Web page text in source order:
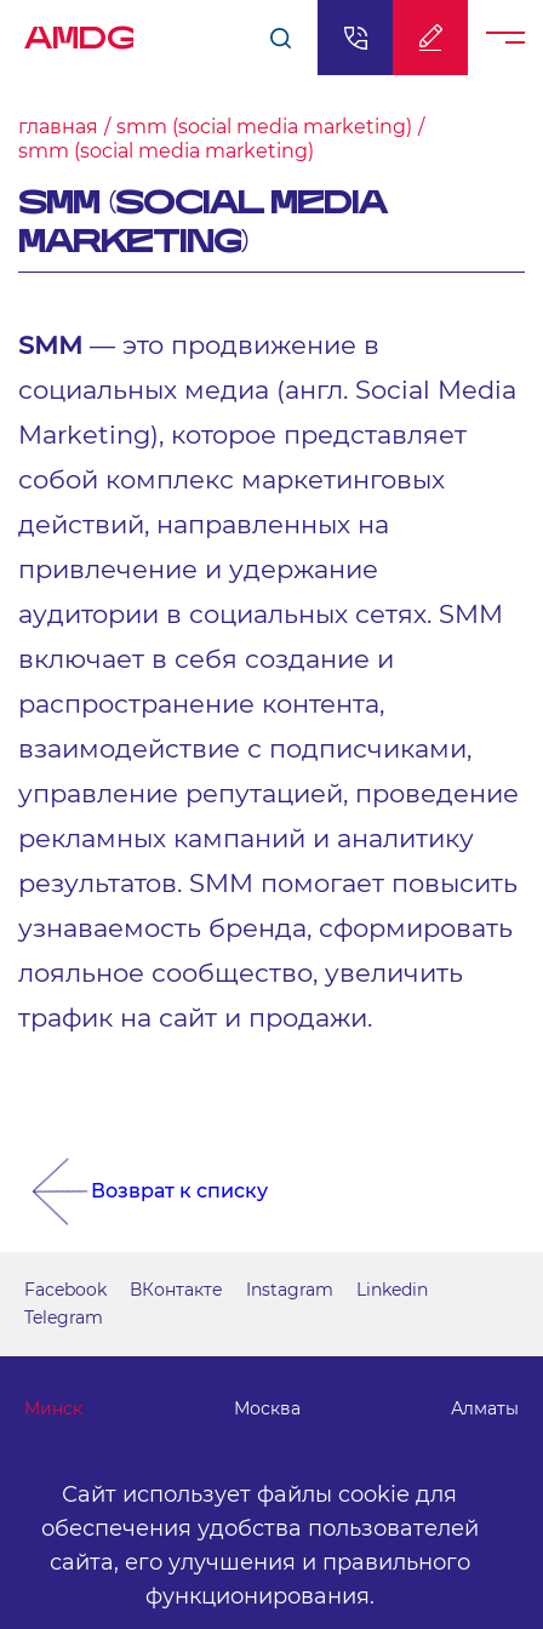
AMDG
главная
smm (social media marketing)
smm (social media marketing)
SMM (SOCIAL MEDIA
MARKETING)
SMM — это продвижение в
социальных медиа (англ. Social Media
Marketing), которое представляет
собой комплекс маркетинговых
действий, направленных на
привлечение и удержание
аудитории в социальных сетях. SMM
включает в себя создание и
распространение контента,
взаимодействие с подписчиками,
управление репутацией, проведение
рекламных кампаний и аналитику
результатов. SMM помогает повысить
узнаваемость бренда, сформировать
лояльное сообщество, увеличить
трафик на сайт и продажи.
Возврат к списку
Сайт использует файлы cookie для
обеспечения удобства пользователей
сайта, его улучшения и правильного
функционирования.
Минск Москва Алматы
г. Минск, м. "Парк Челюскинцев", бизнес-центр "Time"
ул. Толбухина, 2, эт. 5. ООО «Артокс Медиа», УНП
191445164
+375 (17) 388-72-73
info@artox-media.by
Facebook ВКонтакте Instagram
Linkedin
Telegram